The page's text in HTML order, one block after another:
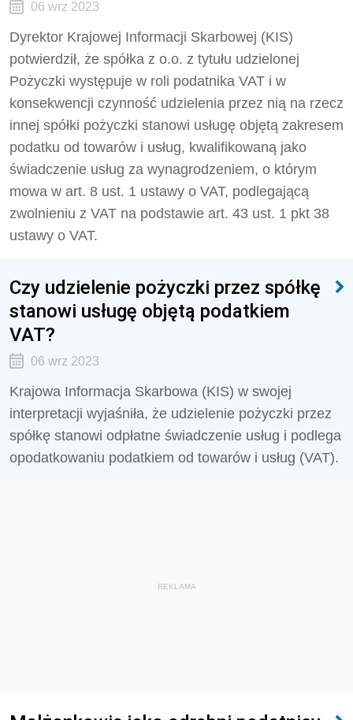
06 wrz 2023
Dyrektor Krajowej Informacji Skarbowej (KIS)
potwierdził, że spółka z o.o. z tytułu udzielonej
Pożyczki występuje w roli podatnika VAT i w
konsekwencji czynność udzielenia przez nią na rzecz
innej spółki pożyczki stanowi usługę objętą zakresem
podatku od towarów i usług, kwalifikowaną jako
świadczenie usług za wynagrodzeniem, o którym
mowa w art. 8 ust. 1 ustawy o VAT, podlegającą
zwolnieniu z VAT na podstawie art. 43 ust. 1 pkt 38
ustawy o VAT.
Czy udzielenie pożyczki przez spółkę
stanowi usługę objętą podatkiem
VAT?
06 wrz 2023
Krajowa Informacja Skarbowa (KIS) w swojej
interpretacji wyjaśniła, że udzielenie pożyczki przez
spółkę stanowi odpłatne świadczenie usług i podlega
opodatkowaniu podatkiem od towarów i usług (VAT).
REKLAMA